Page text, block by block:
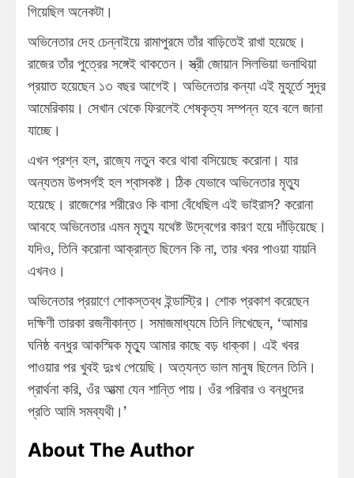
গিয়েছিল অনেকটা।
অভিনেতার দেহ চেন্নাইয়ে রামাপুরমে তাঁর বাড়িতেই রাখা হয়েছে।
রাজের তাঁর পুত্রের সঙ্গেই থাকতেন। স্ত্রী জোয়ান সিলভিয়া ভনাথিয়া
প্রয়াত হয়েছেন ১৩ বছর আগেই। অভিনেতার কন্যা এই মুহূর্তে সুদূর
আমেরিকায়। সেখান থেকে ফিরলেই শেষকৃত্য সম্পন্ন হবে বলে জানা
যাচ্ছে।
এখন প্রশ্ন হল, রাজ্যে নতুন করে থাবা বসিয়েছে করোনা। যার
অন্যতম উপসর্গই হল শ্বাসকষ্ট। ঠিক যেভাবে অভিনেতার মৃত্যু
হয়েছে। রাজেশের শরীরেও কি বাসা বেঁধেছিল এই ভাইরাস? করোনা
আবহে অভিনেতার এমন মৃত্যু যথেষ্ট উদ্বেগের কারণ হয়ে দাঁড়িয়েছে।
যদিও, তিনি করোনা আক্রান্ত ছিলেন কি না, তার খবর পাওয়া যায়নি
এখনও।
অভিনেতার প্রয়াণে শোকস্তব্ধ ইন্ডাস্ট্রি। শোক প্রকাশ করেছেন
দক্ষিণী তারকা রজনীকান্ত। সমাজমাধ্যমে তিনি লিখেছেন, ‘আমার
ঘনিষ্ঠ বন্ধুর আকস্মিক মৃত্যু আমার কাছে বড় ধাক্কা। এই খবর
পাওয়ার পর খুবই দুঃখ পেয়েছি। অত্যন্ত ভাল মানুষ ছিলেন তিনি।
প্রার্থনা করি, ওঁর আত্মা যেন শান্তি পায়। ওঁর পরিবার ও বন্ধুদের
প্রতি আমি সমব্যথী।’
About The Author